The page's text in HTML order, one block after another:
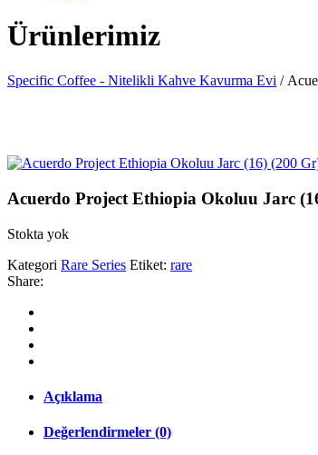
Ürünlerimiz
Specific Coffee - Nitelikli Kahve Kavurma Evi /
Acuerdo Project Ethiopia Okoluu Jarc
Stokta yok
Kategori Rare Series Etiket: rare
Share:
Açıklama
Değerlendirmeler (0)